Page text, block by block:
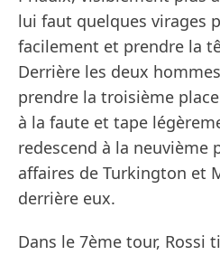
lui faut quelques virages
facilement et prendre la
Derrière les deux
prendre la troisième
à la faute et tape
redescend à la neuvième
affaires de Turkington et
derrière eux.
Dans le 7ème tour, Rossi